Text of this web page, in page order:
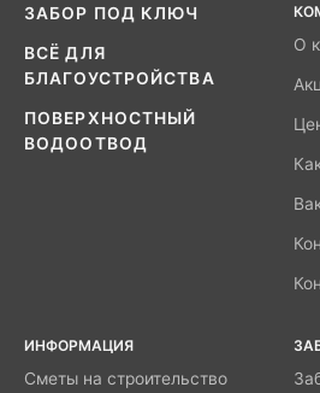
ЗАБОР ПОД КЛЮЧ
ВСЁ ДЛЯ
БЛАГОУСТРОЙСТВА
ПОВЕРХНОСТНЫЙ
ВОДООТВОД
О
ИНФОРМАЦИЯ
Сметы на строительство